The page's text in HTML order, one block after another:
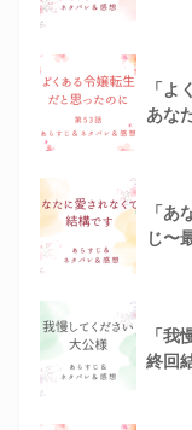
「よ
あな
「
じ〜
「
終回